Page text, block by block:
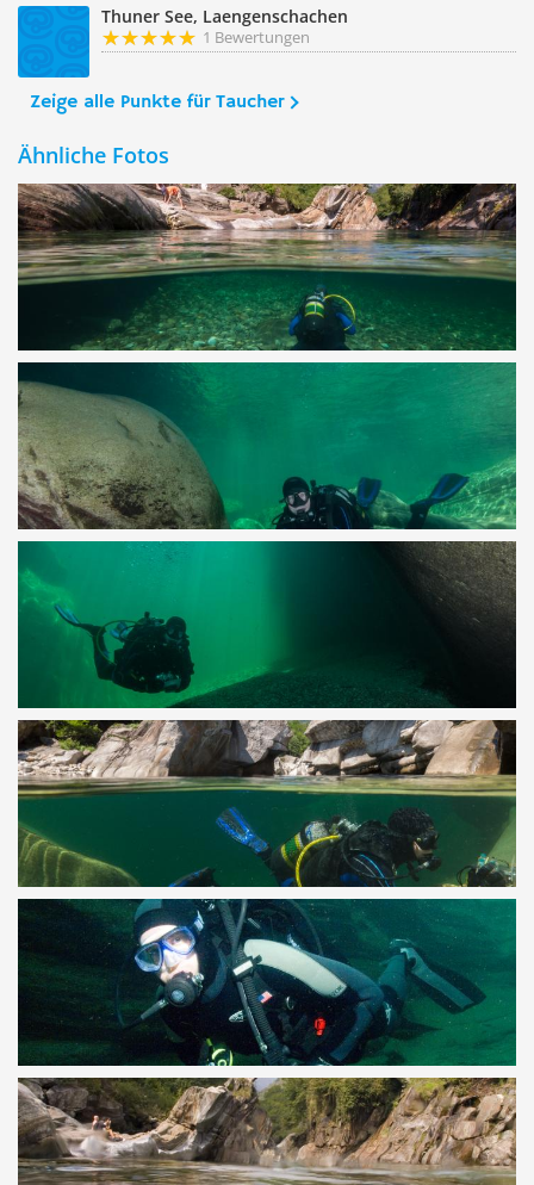
Thuner See, Laengenschachen
1 Bewertungen
Zeige alle Punkte für Taucher
Ähnliche Fotos